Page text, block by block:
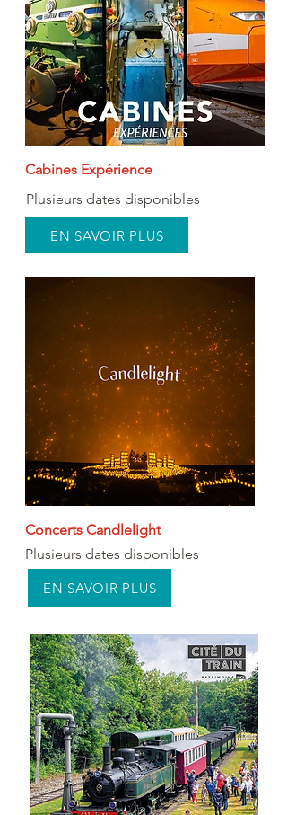
Cabines Expérience
Plusieurs dates disponibles
EN SAVOIR PLUS
Concerts Candlelight
Plusieurs dates disponibles
EN SAVOIR PLUS